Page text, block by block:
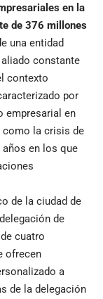
en la
de 376 millones
una entidad
constante
contexto
por
empresarial en
la crisis de
años en los que
de la ciudad de
de
cuatro
ofrecen
a
de la delegación